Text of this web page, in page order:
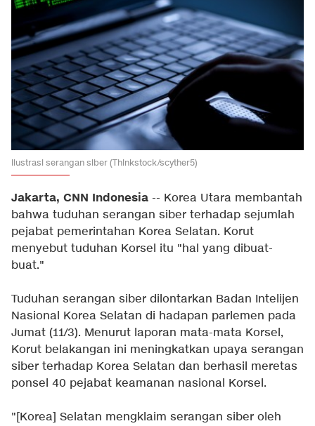
Ilustrasi serangan siber (Thinkstock/scyther5)
Jakarta, CNN Indonesia -- Korea Utara membantah
bahwa tuduhan serangan siber terhadap sejumlah
pejabat pemerintahan Korea Selatan. Korut
menyebut tuduhan Korsel itu "hal yang dibuat-
buat."
Tuduhan serangan siber dilontarkan Badan Intelijen
Nasional Korea Selatan di hadapan parlemen pada
Jumat (11/3). Menurut laporan mata-mata Korsel,
Korut belakangan ini meningkatkan upaya serangan
siber terhadap Korea Selatan dan berhasil meretas
ponsel 40 pejabat keamanan nasional Korsel.
"[Korea] Selatan mengklaim serangan siber oleh